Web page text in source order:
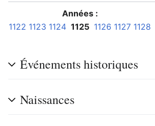
Années :
1122 1123 1124 1125 1126 1127 1128
Événements historiques
Naissances